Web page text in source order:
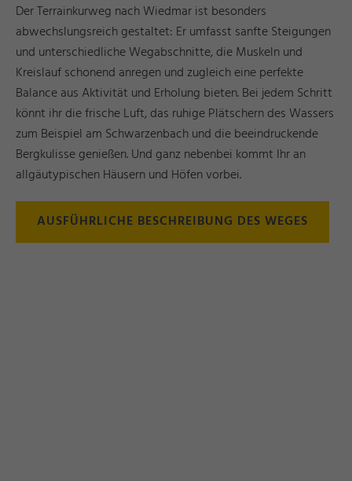
Der Terrainkurweg nach Wiedmar ist besonders
abwechslungsreich gestaltet: Er umfasst sanfte Steigungen
und unterschiedliche Wegabschnitte, die Muskeln und
Kreislauf schonend anregen und zugleich eine perfekte
Balance aus Aktivität und Erholung bieten. Bei jedem Schritt
könnt ihr die frische Luft, das ruhige Plätschern des Wassers
zum Beispiel am Schwarzenbach und die beeindruckende
Bergkulisse genießen. Und ganz nebenbei kommt Ihr an
allgäutypischen Häusern und Höfen vorbei.
AUSFÜHRLICHE BESCHREIBUNG DES WEGES